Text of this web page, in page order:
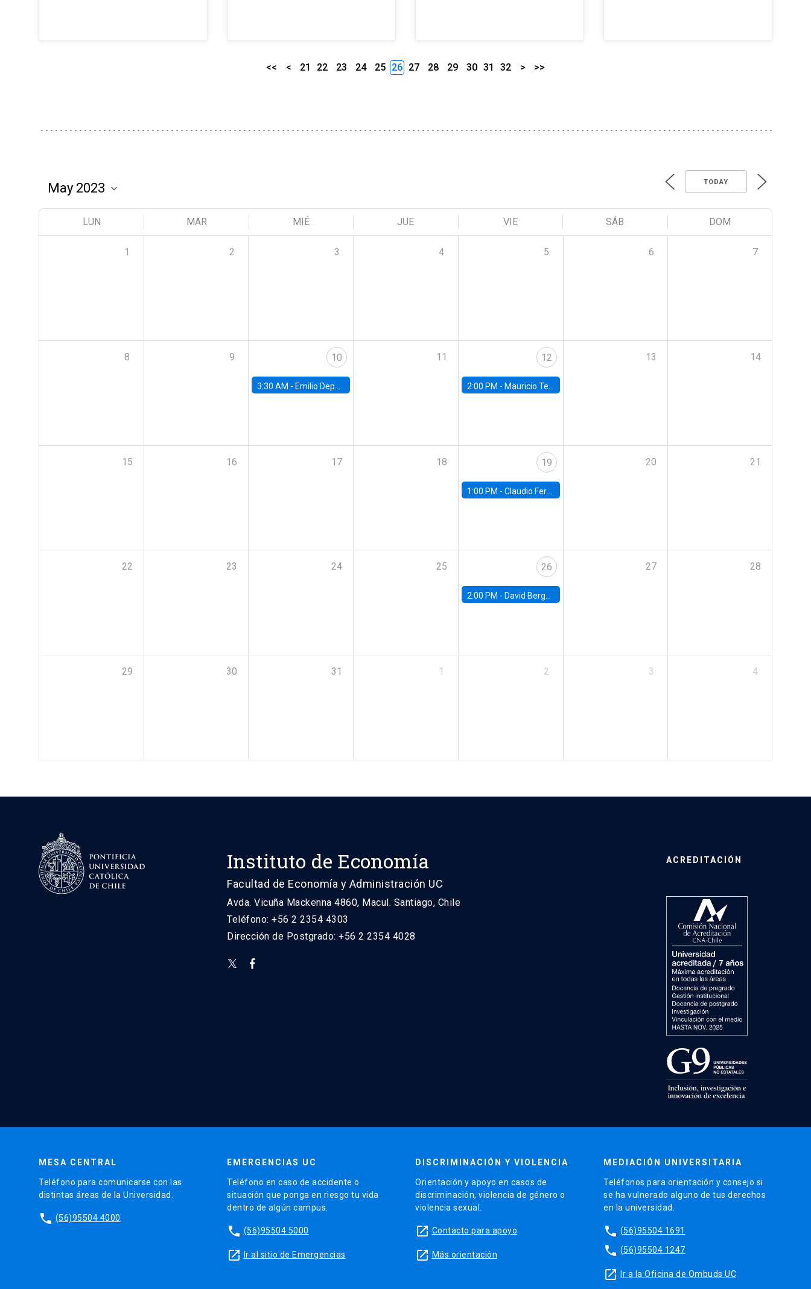
<< < 21 22 23 24 25 26 27 28 29 30 31 32 > >>
TODAY
LUN MAR MIÉ JUE VIE SÁB DOM
1 2 3 4 5 6 7
8 9 10
3:30 AM - Emilio Depetris-Chauvín, Universidad Católica
11 12
2:00 PM - Mauricio Tejada, UDP
13 14
15 16 17 18 19
1:00 PM - Claudio Ferraz, British Columbia
20 21
22 23 24 25 26
2:00 PM - David Berger, Duke
27 28
29 30 31 1 2 3 4
Instituto de Economía
Facultad de Economía y Administración UC
Avda. Vicuña Mackenna 4860, Macul. Santiago, Chile
Teléfono: +56 2 2354 4303
Dirección de Postgrado: +56 2 2354 4028
ACREDITACIÓN
MESA CENTRAL
Teléfono para comunicarse con las
distintas áreas de la Universidad.
phone (56)95504 4000
EMERGENCIAS UC
Teléfono en caso de accidente o
situación que ponga en riesgo tu vida
dentro de algún campus.
phone (56)95504 5000
launch Ir al sitio de Emergencias
DISCRIMINACIÓN Y VIOLENCIA
Orientación y apoyo en casos de
discriminación, violencia de género o
violencia sexual.
launch Contacto para apoyo
launch Más orientación
MEDIACIÓN UNIVERSITARIA
Teléfonos para orientación y consejo si
se ha vulnerado alguno de tus derechos
en la universidad.
phone (56)95504 1691
phone (56)95504 1247
launch Ir a la Oficina de Ombuds UC